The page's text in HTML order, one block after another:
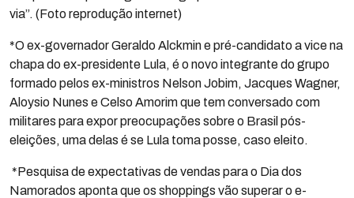
via”. (Foto reprodução internet)
*O ex-governador Geraldo Alckmin e pré-candidato a vice na
chapa do ex-presidente Lula, é o novo integrante do grupo
formado pelos ex-ministros Nelson Jobim, Jacques Wagner,
Aloysio Nunes e Celso Amorim que tem conversado com
militares para expor preocupações sobre o Brasil pós-
eleições, uma delas é se Lula toma posse, caso eleito.
*Pesquisa de expectativas de vendas para o Dia dos
Namorados aponta que os shoppings vão superar o e-